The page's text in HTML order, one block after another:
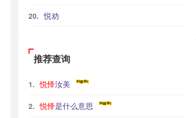
悦劝
推荐查询
悦怿汝美
悦怿是什么意思